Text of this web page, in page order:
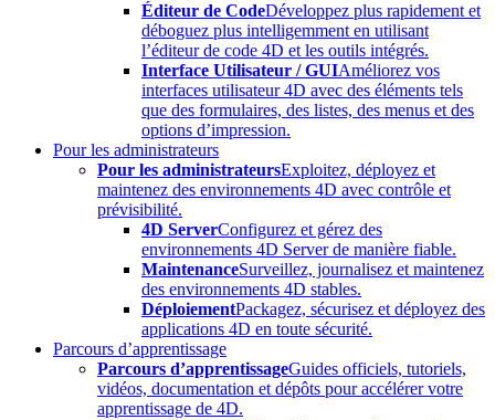
Éditeur de CodeDéveloppez plus rapidement et
déboguez plus intelligemment en utilisant
l’éditeur de code 4D et les outils intégrés.
Interface Utilisateur / GUIAméliorez vos
interfaces utilisateur 4D avec des éléments tels
que des formulaires, des listes, des menus et des
options d’impression.
Pour les administrateurs
Pour les administrateursExploitez, déployez et
maintenez des environnements 4D avec contrôle et
prévisibilité.
4D ServerConfigurez et gérez des
environnements 4D Server de manière fiable.
MaintenanceSurveillez, journalisez et maintenez
des environnements 4D stables.
DéploiementPackagez, sécurisez et déployez des
applications 4D en toute sécurité.
Parcours d’apprentissage
Parcours d’apprentissageGuides officiels, tutoriels,
vidéos, documentation et dépôts pour accélérer votre
apprentissage de 4D.